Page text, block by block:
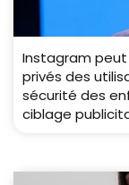
Instagram
privés des
sécurité des
ciblage